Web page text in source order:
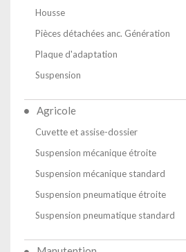
Housse
Pièces détachées anc. Génération
Plaque d'adaptation
Suspension
Agricole
Cuvette et assise-dossier
Suspension mécanique étroite
Suspension mécanique standard
Suspension pneumatique étroite
Suspension pneumatique standard